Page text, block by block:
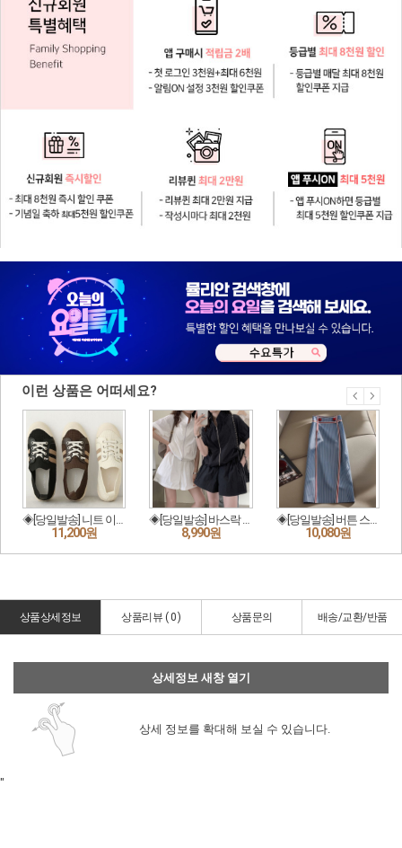
상품상세정보 상품리뷰 (0) 상품문의 배송/교환/반품
상세정보 새창 열기
상세 정보를 확대해 보실 수 있습니다.
"